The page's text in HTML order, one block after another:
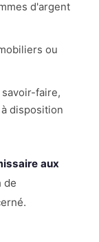
d'argent
ou
faire,
disposition
aux
de